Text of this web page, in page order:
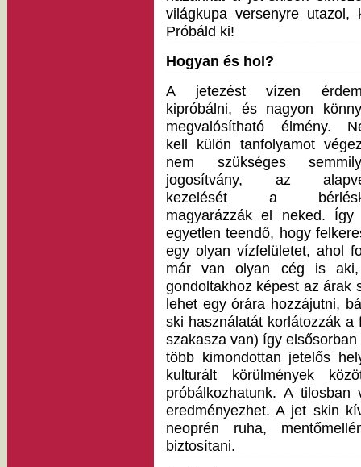
világkupa versenyre utazol,
Próbáld ki!
Hogyan és hol?
A jetezést vízen
kipróbálni, és nagyon
megvalósítható élmény.
kell külön tanfolyamot
nem szükséges
jogosítvány, az
kezelését a
magyarázzák el neked. Így
egyetlen teendő, hogy
egy olyan vízfelületet, ahol
már van olyan cég is
gondoltakhoz képest az árak
lehet egy órára hozzájutni,
ski használatát korlátozzák
szakasza van) így
több kimondottan jetelős
kulturált körülmények
próbálkozhatunk. A tilosban
eredményezhet. A jet skin
neoprén ruha,
biztosítani.